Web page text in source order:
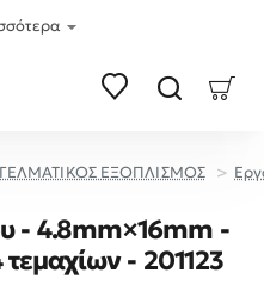
ΕΞΟΠΛΙΣΜΟΣ
- 4.8mm×16mm -
- 201123